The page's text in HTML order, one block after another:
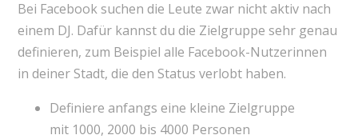
Bei Facebook suchen die Leute zwar nicht aktiv nach
einem DJ. Dafür kannst du die Zielgruppe sehr genau
definieren, zum Beispiel alle Facebook-Nutzerinnen
in deiner Stadt, die den Status verlobt haben.
Definiere anfangs eine kleine Zielgruppe
mit 1000, 2000 bis 4000 Personen